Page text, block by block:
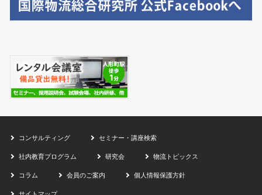
コンサルティング セミナー・講座検索
社内教育プログラム 研究会 物流トピックス
コラム 会員のご案内 個人情報保護方針
サイトマップ